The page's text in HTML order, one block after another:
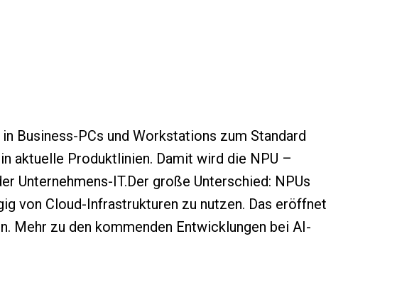
Business-PCs und Workstations zum Standard
aktuelle Produktlinien. Damit wird die NPU –
Unternehmens-IT.Der große Unterschied: NPUs
von Cloud-Infrastrukturen zu nutzen. Das eröffnet
Mehr zu den kommenden Entwicklungen bei AI-